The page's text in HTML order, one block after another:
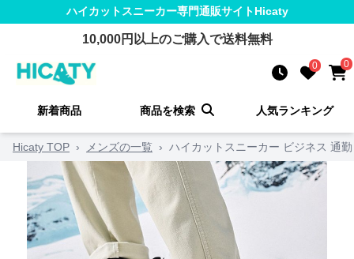
ハイカットスニーカー専門通販サイトHicaty
10,000円以上のご購入で送料無料
0 0
新着商品 商品を検索 人気ランキング
Hicaty TOP › メンズの一覧 › ハイカットスニーカー ビジネス 通